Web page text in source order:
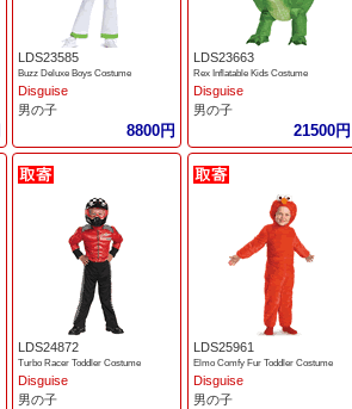
LDS23585
Buzz Deluxe Boys Costume
Disguise
男の子
8800円
LDS23663
Rex Inflatable Kids Costume
Disguise
男の子
21500円
LDS24872
Turbo Racer Toddler Costume
Disguise
男の子
LDS25961
Elmo Comfy Fur Toddler Costume
Disguise
男の子